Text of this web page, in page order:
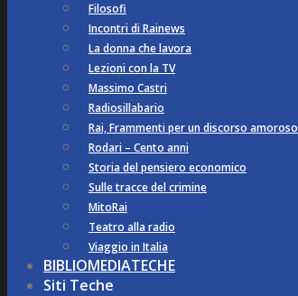
Filosofi
Incontri di Rainews
La donna che lavora
Lezioni con la TV
Massimo Castri
Radiosillabario
Rai, Frammenti per un discorso amoroso
Rodari – Cento anni
Storia del pensiero economico
Sulle tracce del crimine
MitoRai
Teatro alla radio
Viaggio in Italia
BIBLIOMEDIATECHE
Siti Teche